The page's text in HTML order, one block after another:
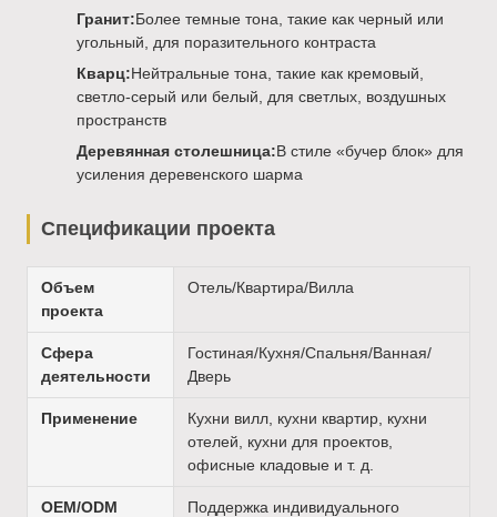
Гранит:Более темные тона, такие как черный или
угольный, для поразительного контраста
Кварц:Нейтральные тона, такие как кремовый,
светло-серый или белый, для светлых, воздушных
пространств
Деревянная столешница:В стиле «бучер блок» для
усиления деревенского шарма
Спецификации проекта
Объем
проекта
Отель/Квартира/Вилла
Сфера
деятельности
Гостиная/Кухня/Спальня/Ванная/
Дверь
Применение
Кухни вилл, кухни квартир, кухни
отелей, кухни для проектов,
офисные кладовые и т. д.
OEM/ODM
Поддержка индивидуального